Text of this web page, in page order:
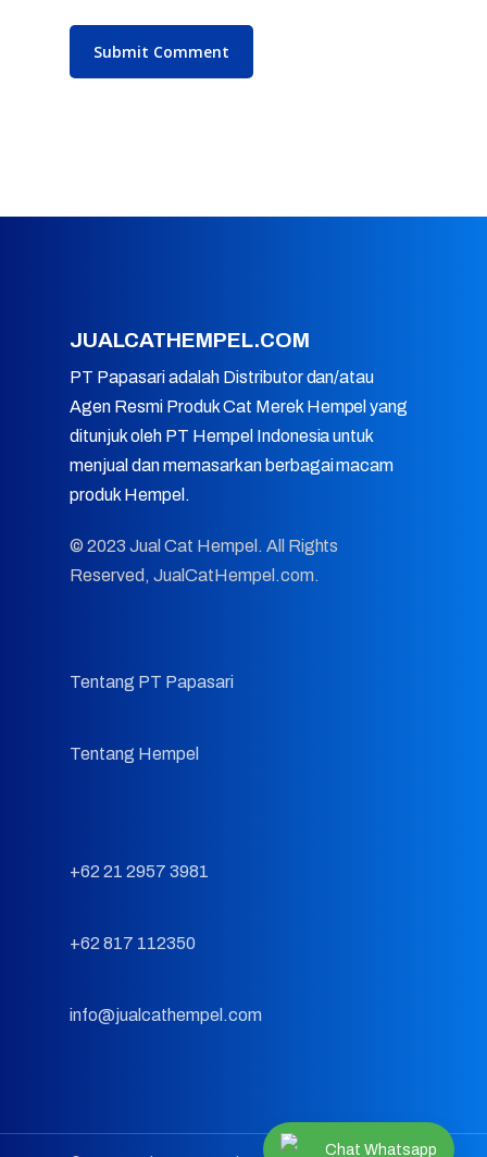
JUALCATHEMPEL.COM
PT Papasari adalah Distributor dan/atau
Agen Resmi Produk Cat Merek Hempel yang
ditunjuk oleh PT Hempel Indonesia untuk
menjual dan memasarkan berbagai macam
produk Hempel.
© 2023 Jual Cat Hempel. All Rights
Reserved, JualCatHempel.com.
Tentang PT Papasari
Tentang Hempel
+62 21 2957 3981
+62 817 112350
info@jualcathempel.com
Chat Whatsapp